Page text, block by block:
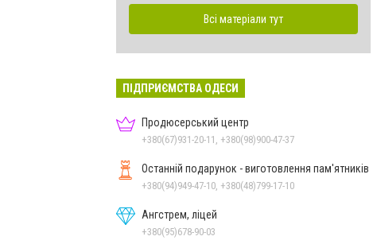
Всі матеріали тут
ПІДПРИЄМСТВА ОДЕСИ
Продюсерський центр
+380(67)931-20-11, +380(98)900-47-37
Останній подарунок - виготовлення пам'ятників
+380(94)949-47-10, +380(48)799-17-10
Ангстрем, ліцей
+380(95)678-90-03